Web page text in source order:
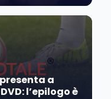
a
l’epilogo è